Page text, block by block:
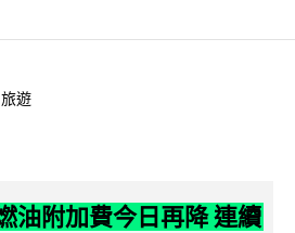
旅遊
油附加費今日再降 連續